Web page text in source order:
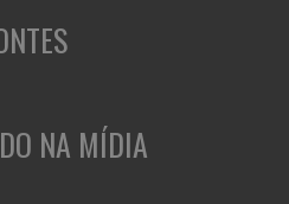
NA MÍDIA